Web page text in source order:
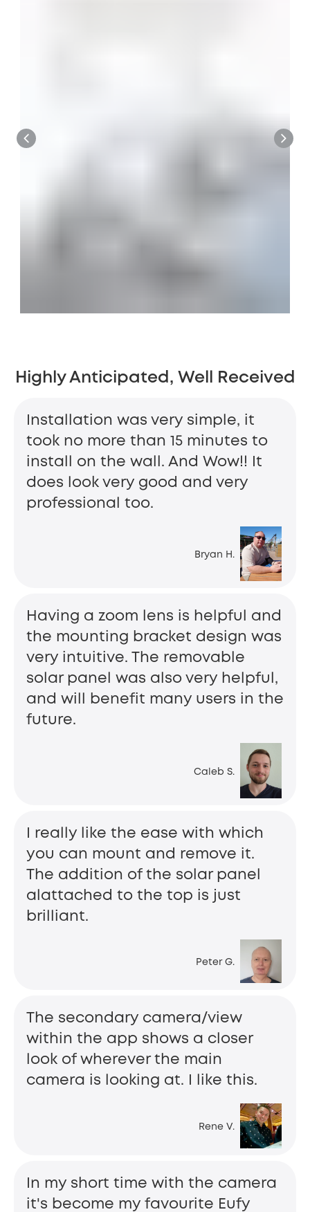
Highly Anticipated, Well Received
Bryan H.
Installation was very simple, it
took no more than 15 minutes to
install on the wall. And Wow!! It
does look very good and very
professional too.
Caleb S.
Having a zoom lens is helpful and
the mounting bracket design was
very intuitive. The removable
solar panel was also very helpful,
and will benefit many users in the
future.
Peter G.
I really like the ease with which
you can mount and remove it.
The addition of the solar panel
alattached to the top is just
brilliant.
Rene V.
The secondary camera/view
within the app shows a closer
look of wherever the main
camera is looking at. I like this.
In my short time with the camera
it's become my favourite Eufy